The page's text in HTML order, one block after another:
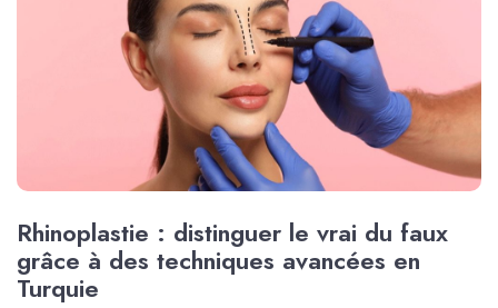
Rhinoplastie : distinguer le vrai du faux
grâce à des techniques avancées en
Turquie